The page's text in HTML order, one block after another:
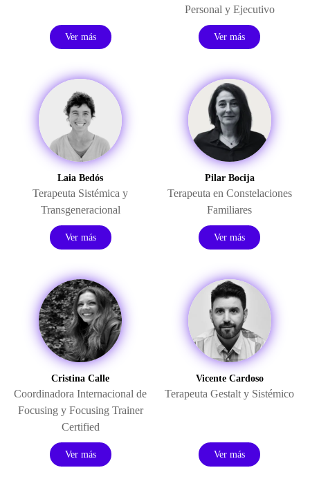
Ver más
Personal y Ejecutivo
Ver más
Laia Bedós
Terapeuta Sistémica y
Transgeneracional
Ver más
Pilar Bocija
Terapeuta en Constelaciones
Familiares
Ver más
Cristina Calle
Coordinadora Internacional de
Focusing y Focusing Trainer
Certified
Ver más
Vicente Cardoso
Terapeuta Gestalt y Sistémico
Ver más